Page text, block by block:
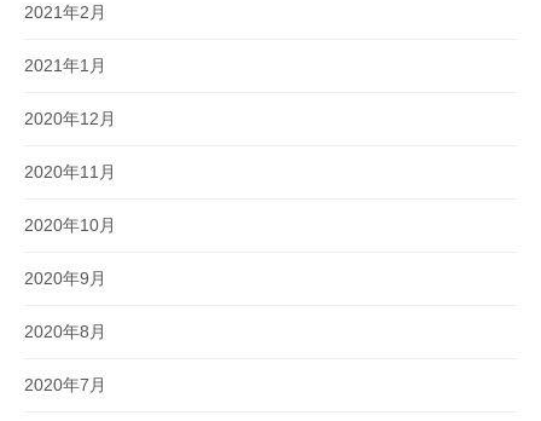
2021年2月
2021年1月
2020年12月
2020年11月
2020年10月
2020年9月
2020年8月
2020年7月